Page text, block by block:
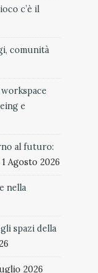
c’è il
comunità
workspace
e
al futuro:
1 Agosto 2026
nella
spazi della
2026